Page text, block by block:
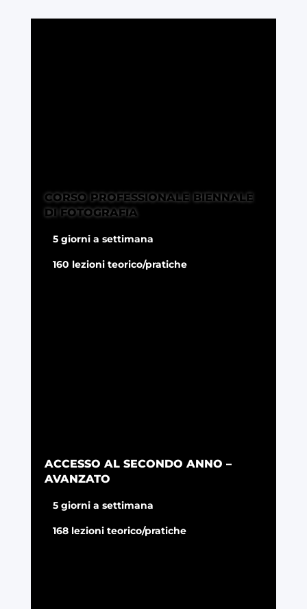
CORSO PROFESSIONALE BIENNALE
DI FOTOGRAFIA
5 giorni a settimana
160 lezioni teorico/pratiche
ACCESSO AL SECONDO ANNO –
AVANZATO
5 giorni a settimana
168 lezioni teorico/pratiche